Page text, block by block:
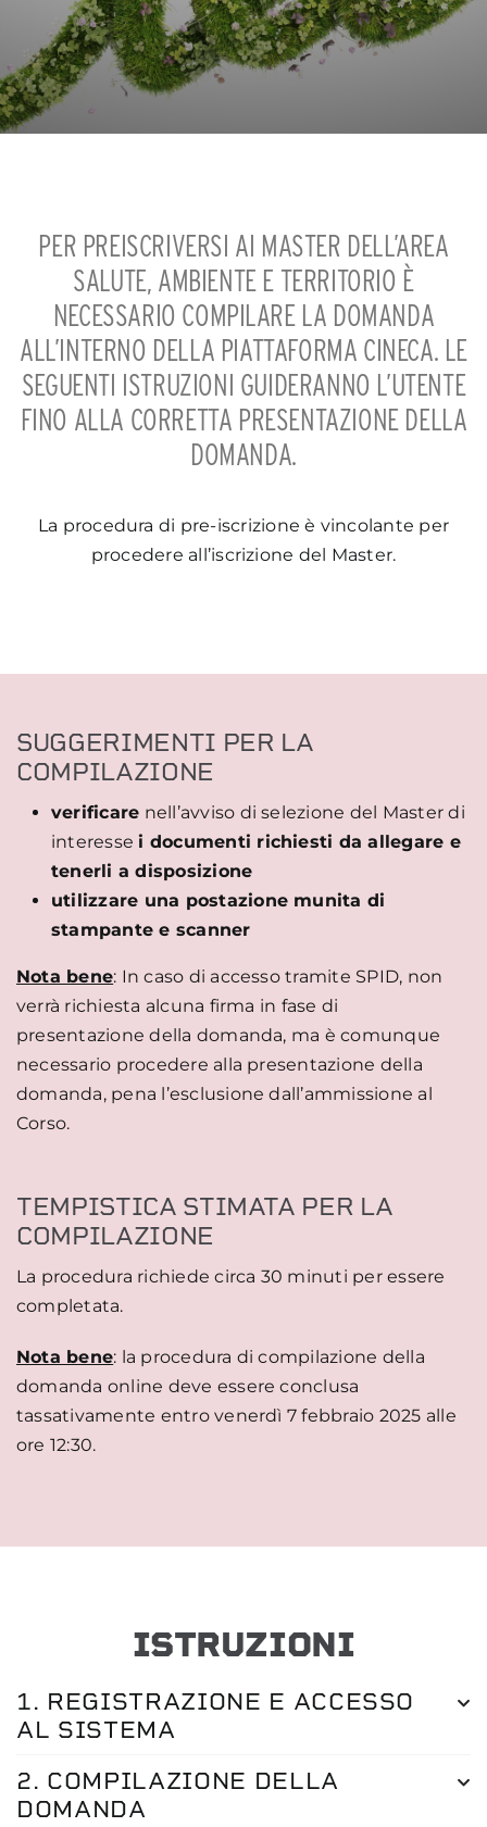
PER PREISCRIVERSI AI MASTER DELL’AREA
SALUTE, AMBIENTE E TERRITORIO È
NECESSARIO COMPILARE LA DOMANDA
ALL’INTERNO DELLA PIATTAFORMA CINECA. LE
SEGUENTI ISTRUZIONI GUIDERANNO L’UTENTE
FINO ALLA CORRETTA PRESENTAZIONE DELLA
DOMANDA.
La procedura di pre-iscrizione è vincolante per
procedere all’iscrizione del Master.
SUGGERIMENTI PER LA
COMPILAZIONE
verificare nell’avviso di selezione del Master di
interesse i documenti richiesti da allegare e
tenerli a disposizione
utilizzare una postazione munita di
stampante e scanner
Nota bene: In caso di accesso tramite SPID, non
verrà richiesta alcuna firma in fase di
presentazione della domanda, ma è comunque
necessario procedere alla presentazione della
domanda, pena l’esclusione dall’ammissione al
Corso.
TEMPISTICA STIMATA PER LA
COMPILAZIONE
La procedura richiede circa 30 minuti per essere
completata.
Nota bene: la procedura di compilazione della
domanda online deve essere conclusa
tassativamente entro venerdì 7 febbraio 2025 alle
ore 12:30.
ISTRUZIONI
1. REGISTRAZIONE E ACCESSO
AL SISTEMA
2. COMPILAZIONE DELLA
DOMANDA